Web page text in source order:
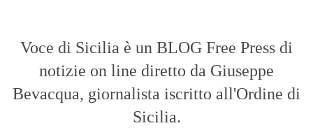
Voce di Sicilia è un BLOG Free Press di
notizie on line diretto da Giuseppe
Bevacqua, giornalista iscritto all'Ordine di
Sicilia.